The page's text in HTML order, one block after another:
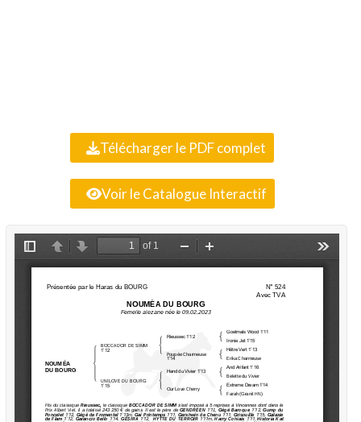
Télécharger le PDF complet
Voir le Catalogue Interactif